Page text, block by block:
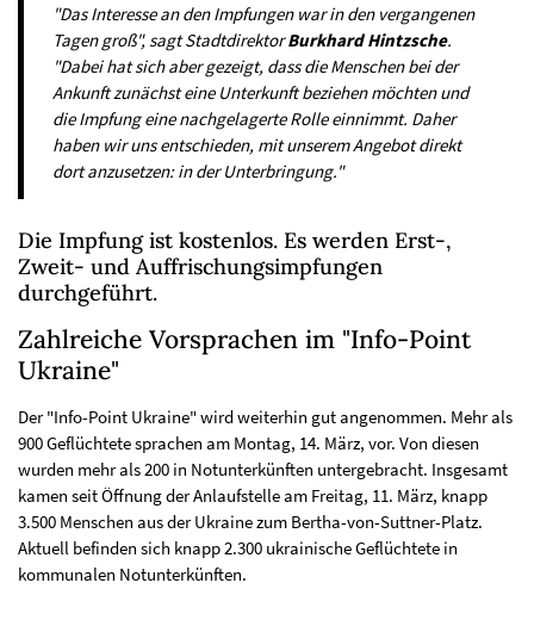
"Das Interesse an den Impfungen war in den vergangenen
Tagen groß", sagt StadtdirektorBurkhard Hintzsche.
"Dabei hat sich aber gezeigt, dass die Menschen bei der
Ankunft zunächst eine Unterkunft beziehen möchten und
die Impfung eine nachgelagerte Rolle einnimmt. Daher
haben wir uns entschieden, mit unserem Angebot direkt
dort anzusetzen: in der Unterbringung."
Die Impfung ist kostenlos. Es werden Erst-,
Zweit- und Auffrischungsimpfungen
durchgeführt.
Zahlreiche Vorsprachen im "Info-Point
Ukraine"
Der "Info-Point Ukraine" wird weiterhin gut angenommen. Mehr als
900 Geflüchtete sprachen am Montag, 14. März, vor. Von diesen
wurden mehr als 200 in Notunterkünften untergebracht. Insgesamt
kamen seit Öffnung der Anlaufstelle am Freitag, 11. März, knapp
3.500 Menschen aus der Ukraine zum Bertha-von-Suttner-Platz.
Aktuell befinden sich knapp 2.300 ukrainische Geflüchtete in
kommunalen Notunterkünften.